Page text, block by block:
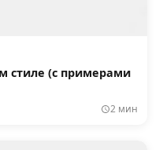
стиле (с примерами
2 мин